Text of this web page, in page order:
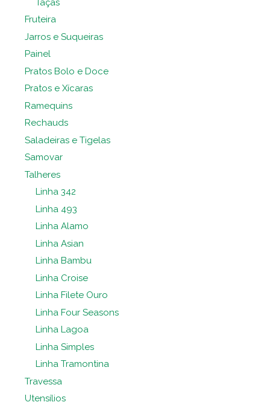
Taças
Fruteira
Jarros e Suqueiras
Painel
Pratos Bolo e Doce
Pratos e Xícaras
Ramequins
Rechauds
Saladeiras e Tigelas
Samovar
Talheres
Linha 342
Linha 493
Linha Alamo
Linha Asian
Linha Bambu
Linha Croise
Linha Filete Ouro
Linha Four Seasons
Linha Lagoa
Linha Simples
Linha Tramontina
Travessa
Utensílios